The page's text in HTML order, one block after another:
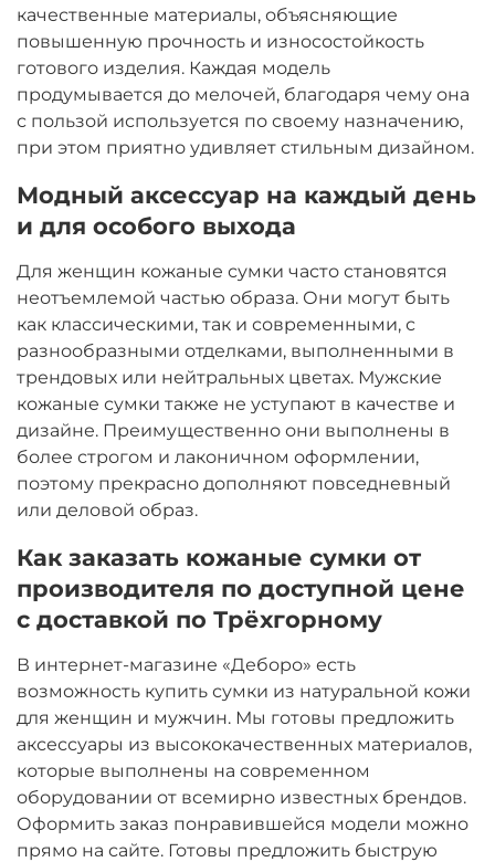
качественные материалы, объясняющие
повышенную прочность и износостойкость
готового изделия. Каждая модель
продумывается до мелочей, благодаря чему она
с пользой используется по своему назначению,
при этом приятно удивляет стильным дизайном.
Модный аксессуар на каждый день
и для особого выхода
Для женщин кожаные сумки часто становятся
неотъемлемой частью образа. Они могут быть
как классическими, так и современными, с
разнообразными отделками, выполненными в
трендовых или нейтральных цветах. Мужские
кожаные сумки также не уступают в качестве и
дизайне. Преимущественно они выполнены в
более строгом и лаконичном оформлении,
поэтому прекрасно дополняют повседневный
или деловой образ.
Как заказать кожаные сумки от
производителя по доступной цене
с доставкой по Трёхгорному
В интернет-магазине «Деборо» есть
возможность купить сумки из натуральной кожи
для женщин и мужчин. Мы готовы предложить
аксессуары из высококачественных материалов,
которые выполнены на современном
оборудовании от всемирно известных брендов.
Оформить заказ понравившейся модели можно
прямо на сайте. Готовы предложить быструю